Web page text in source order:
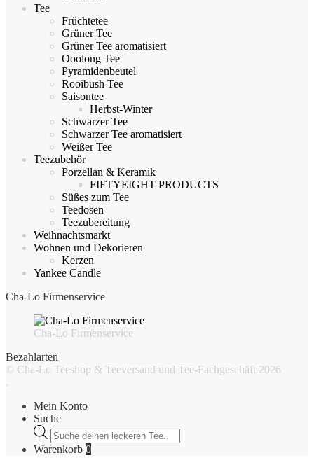
Tee
Früchtetee
Grüner Tee
Grüner Tee aromatisiert
Ooolong Tee
Pyramidenbeutel
Rooibush Tee
Saisontee
Herbst-Winter
Schwarzer Tee
Schwarzer Tee aromatisiert
Weißer Tee
Teezubehör
Porzellan & Keramik
FIFTYEIGHT PRODUCTS
Süßes zum Tee
Teedosen
Teezubereitung
Weihnachtsmarkt
Wohnen und Dekorieren
Kerzen
Yankee Candle
Cha-Lo Firmenservice
Cha-Lo Firmenservice
Bezahlarten
© Cha-Lo Teeshop & Teeversand und Tee-Fachgeschäft 2026
.
Mein Konto
Suche
Products
search
Warenkorb 0